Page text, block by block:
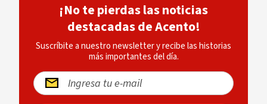
¡No te pierdas las noticias
destacadas de Acento!
Suscríbite a nuestro newsletter y recibe las historias
más importantes del día.